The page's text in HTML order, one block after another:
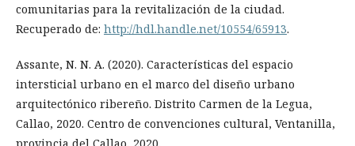
comunitarias para la revitalización de la ciudad.
Recuperado de: http://hdl.handle.net/10554/65913.
Assante, N. N. A. (2020). Características del espacio
intersticial urbano en el marco del diseño urbano
arquitectónico ribereño. Distrito Carmen de la Legua,
Callao, 2020. Centro de convenciones cultural, Ventanilla,